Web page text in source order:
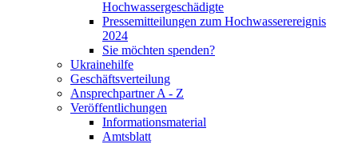
Hochwassergeschädigte
Pressemitteilungen zum Hochwasserereignis
2024
Sie möchten spenden?
Ukrainehilfe
Geschäftsverteilung
Ansprechpartner A - Z
Veröffentlichungen
Informationsmaterial
Amtsblatt